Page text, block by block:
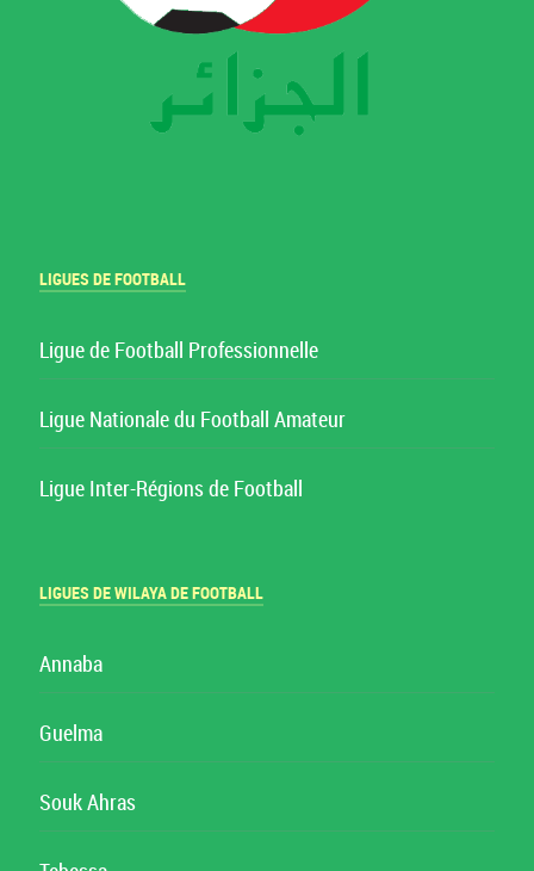
LIGUES DE FOOTBALL
Ligue de Football Professionnelle
Ligue Nationale du Football Amateur
Ligue Inter-Régions de Football
LIGUES DE WILAYA DE FOOTBALL
Annaba
Guelma
Souk Ahras